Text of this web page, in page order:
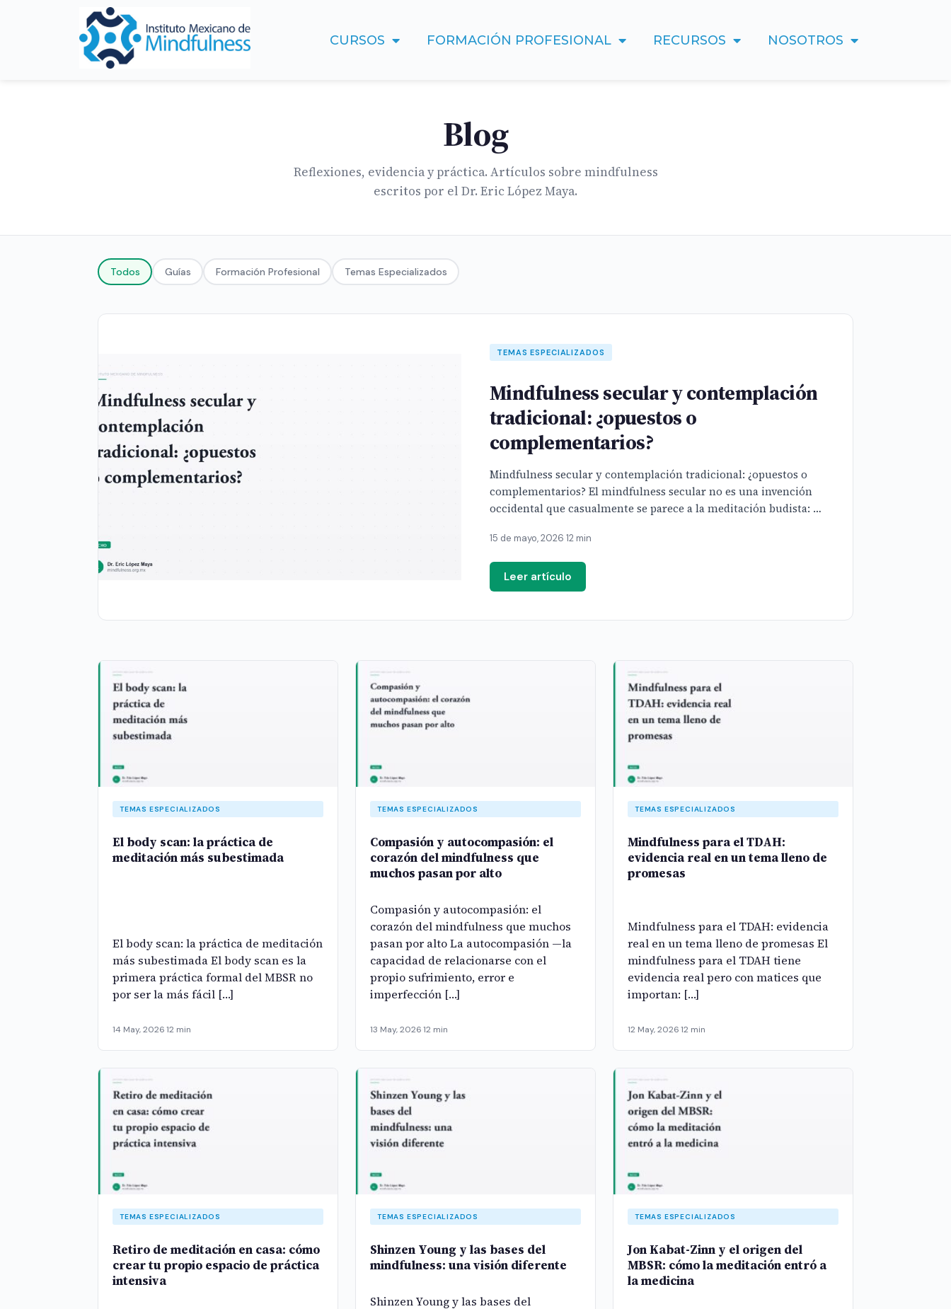
CURSOS FORMACIÓN PROFESIONAL RECURSOS NOSOTROS
Blog
Reflexiones, evidencia y práctica. Artículos sobre mindfulness
escritos por el Dr. Eric López Maya.
Todos Guías Formación Profesional Temas Especializados
TEMAS ESPECIALIZADOS
Mindfulness secular y contemplación
tradicional: ¿opuestos o
complementarios?
Mindfulness secular y contemplación tradicional: ¿opuestos o
complementarios? El mindfulness secular no es una invención
occidental que casualmente se parece a la meditación budista: es
15 de mayo, 2026 12 min
Leer artículo
TEMAS ESPECIALIZADOS
El body scan: la práctica de
meditación más subestimada
El body scan: la práctica de meditación
más subestimada El body scan es la
primera práctica formal del MBSR no
por ser la más fácil […]
14 May, 202612 min
TEMAS ESPECIALIZADOS
Compasión y autocompasión: el
corazón del mindfulness que
muchos pasan por alto
Compasión y autocompasión: el
corazón del mindfulness que muchos
pasan por alto La autocompasión —la
capacidad de relacionarse con el
propio sufrimiento, error e
imperfección […]
13 May, 202612 min
TEMAS ESPECIALIZADOS
Mindfulness para el TDAH:
evidencia real en un tema lleno de
promesas
Mindfulness para el TDAH: evidencia
real en un tema lleno de promesas El
mindfulness para el TDAH tiene
evidencia real pero con matices que
importan: […]
12 May, 202612 min
TEMAS ESPECIALIZADOS
Retiro de meditación en casa: cómo
crear tu propio espacio de práctica
intensiva
TEMAS ESPECIALIZADOS
Shinzen Young y las bases del
mindfulness: una visión diferente
Shinzen Young y las bases del
TEMAS ESPECIALIZADOS
Jon Kabat-Zinn y el origen del
MBSR: cómo la meditación entró a
la medicina